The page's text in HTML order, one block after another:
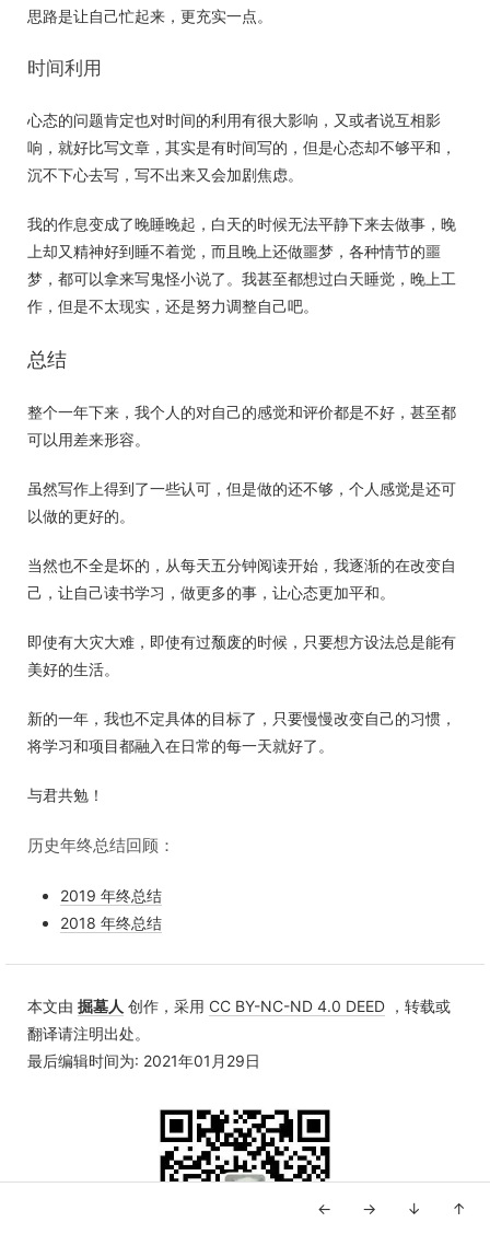
思路是让自己忙起来，更充实一点。
时间利用
心态的问题肯定也对时间的利用有很大影响，又或者说互相影
响，就好比写文章，其实是有时间写的，但是心态却不够平和，
沉不下心去写，写不出来又会加剧焦虑。
我的作息变成了晚睡晚起，白天的时候无法平静下来去做事，晚
上却又精神好到睡不着觉，而且晚上还做噩梦，各种情节的噩
梦，都可以拿来写鬼怪小说了。我甚至都想过白天睡觉，晚上工
作，但是不太现实，还是努力调整自己吧。
总结
整个一年下来，我个人的对自己的感觉和评价都是不好，甚至都
可以用差来形容。
虽然写作上得到了一些认可，但是做的还不够，个人感觉是还可
以做的更好的。
当然也不全是坏的，从每天五分钟阅读开始，我逐渐的在改变自
己，让自己读书学习，做更多的事，让心态更加平和。
即使有大灾大难，即使有过颓废的时候，只要想方设法总是能有
美好的生活。
新的一年，我也不定具体的目标了，只要慢慢改变自己的习惯，
将学习和项目都融入在日常的每一天就好了。
与君共勉！
历史年终总结回顾：
2019 年终总结
2018 年终总结
本文由 掘墓人 创作，采用 CC BY-NC-ND 4.0 DEED ，转载或
翻译请注明出处。
最后编辑时间为: 2021年01月29日
← → ↓ ↑